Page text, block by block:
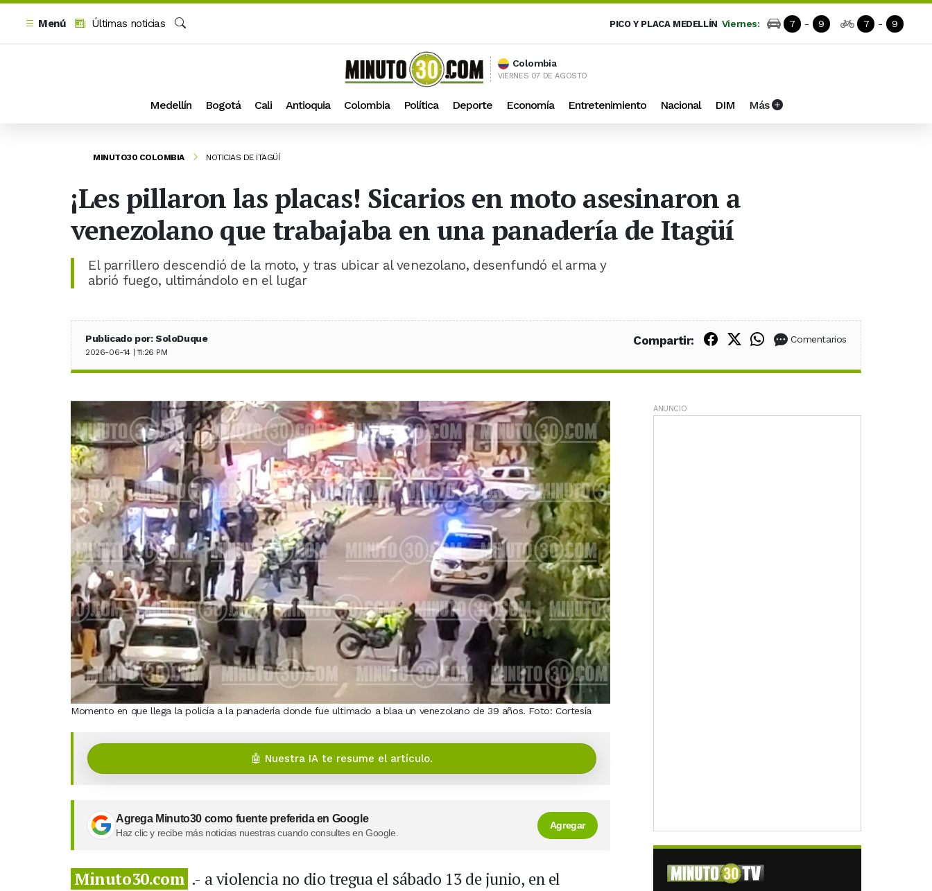
Menú
Últimas noticias
PICO Y PLACA MEDELLÍN Viernes: 7 - 9 7 - 9
Colombia
VIERNES 07 DE AGOSTO
Medellín Bogotá Cali Antioquia Colombia Política Deporte Economía Entretenimiento Nacional DIM Más
MINUTO30 COLOMBIA NOTICIAS DE ITAGÜÍ
¡Les pillaron las placas! Sicarios en moto asesinaron a
venezolano que trabajaba en una panadería de Itagüí
El parrillero descendió de la moto, y tras ubicar al venezolano, desenfundó el arma y
abrió fuego, ultimándolo en el lugar
Publicado por: SoloDuque
2026-06-14 | 11:26 PM
Compartir: Compartir en Facebook
Compartir en X (Twitter)
Compartir en WhatsApp
Comentarios
Momento en que llega la policía a la panadería donde fue ultimado a blaa un venezolano de 39 años. Foto: Cortesía
🤖 Nuestra IA te resume el artículo.
Agrega Minuto30 como fuente preferida en Google
Haz clic y recibe más noticias nuestras cuando consultes en Google.
Agregar
Minuto30.com .- a violencia no dio tregua el sábado 13 de junio, en el
ANUNCIO